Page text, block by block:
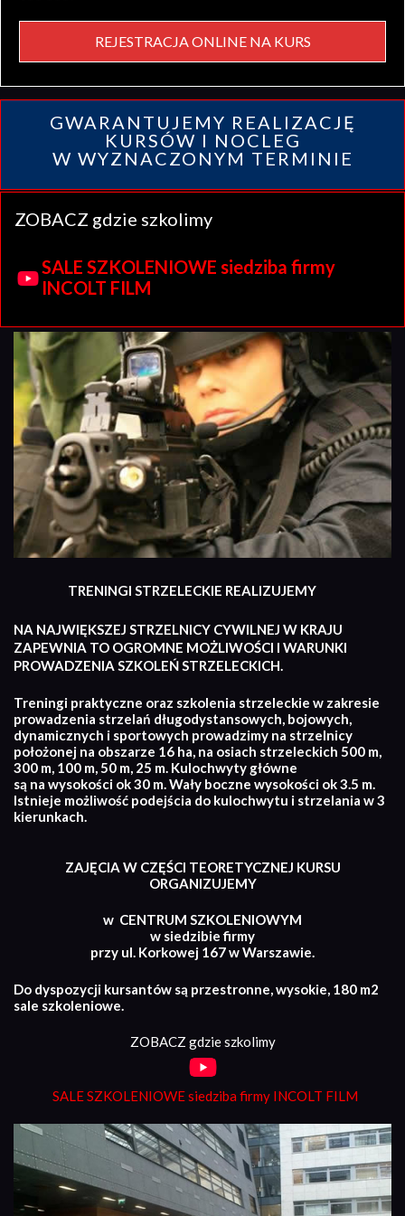
REJESTRACJA ONLINE NA KURS
GWARANTUJEMY REALIZACJĘ
KURSÓW I NOCLEG
W WYZNACZONYM TERMINIE
ZOBACZ gdzie szkolimy
SALE SZKOLENIOWE siedziba firmy
INCOLT FILM
TRENINGI STRZELECKIE REALIZUJEMY
NA NAJWIĘKSZEJ STRZELNICY CYWILNEJ W KRAJU
ZAPEWNIA TO OGROMNE MOŻLIWOŚCI I WARUNKI
PROWADZENIA SZKOLEŃ STRZELECKICH.
Treningi praktyczne oraz szkolenia strzeleckie w zakresie
prowadzenia strzelań długodystansowych, bojowych,
dynamicznych i sportowych prowadzimy na strzelnicy
położonej na obszarze 16 ha, na osiach strzeleckich 500 m,
300 m, 100 m, 50 m, 25 m. Kulochwyty główne
są na wysokości ok 30 m. Wały boczne wysokości ok 3.5 m.
Istnieje możliwość podejścia do kulochwytu i strzelania w 3
kierunkach.
ZAJĘCIA W CZĘŚCI TEORETYCZNEJ KURSU
ORGANIZUJEMY
w CENTRUM SZKOLENIOWYM
w siedzibie firmy
przy ul. Korkowej 167 w Warszawie.
Do dyspozycji kursantów są przestronne, wysokie, 180 m2
sale szkoleniowe.
ZOBACZ gdzie szkolimy
SALE SZKOLENIOWE siedziba firmy INCOLT FILM